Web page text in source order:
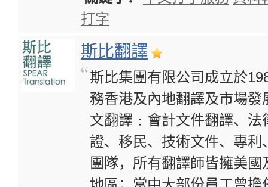
打字
斯比翻譯
斯比集團有限公司成立於
務香港及內地翻譯及市場
文翻譯﹕會計文件翻譯、
證、移民、技術文件、專
團隊，所有翻譯師皆擁美